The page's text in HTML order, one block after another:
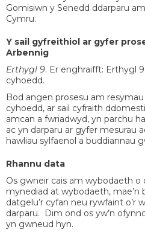
Gomisiwn y Senedd ddarparu
Cymru.
Y sail gyfreithiol ar gyfer
Arbennig
Erthygl 9. Er enghraifft: Erthygl
cyhoedd.
Bod angen prosesu am
cyhoedd, ar sail cyfraith
amcan a fwriadwyd, yn parchu
ac yn darparu ar gyfer mesurau
hawliau sylfaenol a buddiannau
Rhannu data
Os gwneir cais am wybodaeth o
mynediad at wybodaeth, mae’n
datgelu’r cyfan neu rywfaint o’r
darparu. Dim ond os yw’n
yn gwneud hyn.